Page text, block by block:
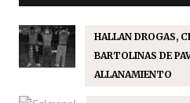
HALLAN DROGAS,
BARTOLINAS DE
ALLANAMIENTO